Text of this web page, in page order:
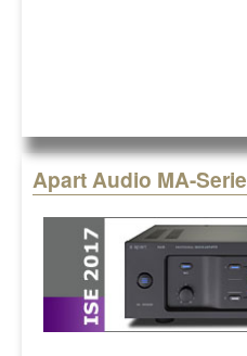
Apart Audio MA-Serie